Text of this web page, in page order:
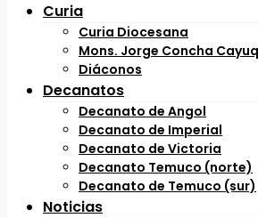
Curia
Curia Diocesana
Mons. Jorge Concha
Diáconos
Decanatos
Decanato de Angol
Decanato de Imperial
Decanato de Victoria
Decanato Temuco (norte)
Decanato de Temuco (sur)
Noticias